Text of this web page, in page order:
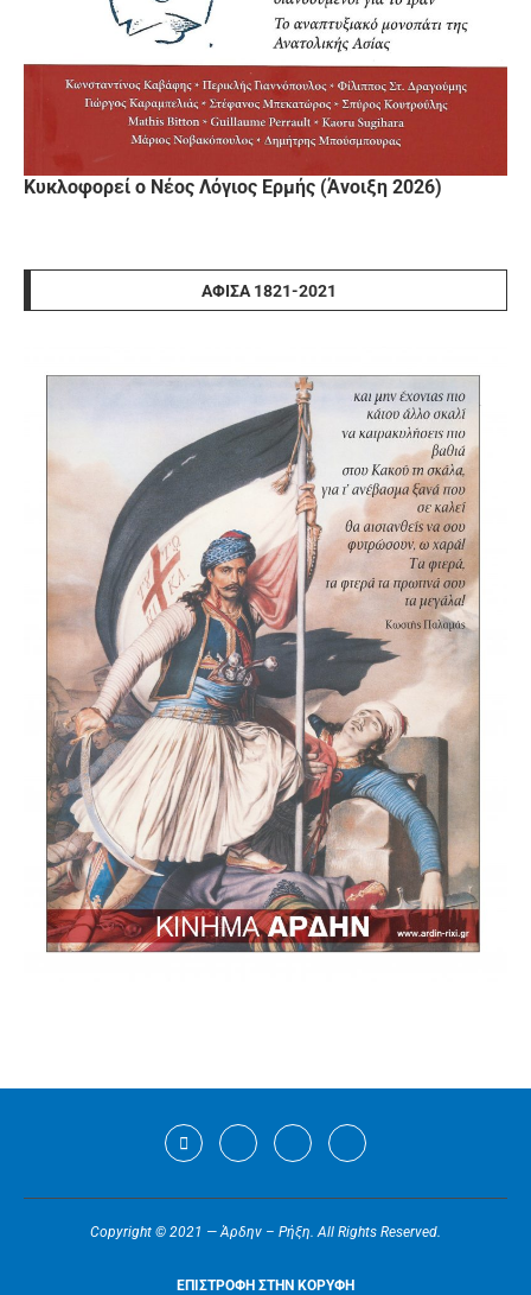
Κυκλοφορεί ο Νέος Λόγιος Ερμής (Άνοιξη 2026)
ΑΦΊΣΑ 1821-2021
Copyright © 2021 — Άρδην – Ρήξη. All Rights Reserved.
ΕΠΙΣΤΡΟΦΗ ΣΤΗΝ ΚΟΡΥΦΗ